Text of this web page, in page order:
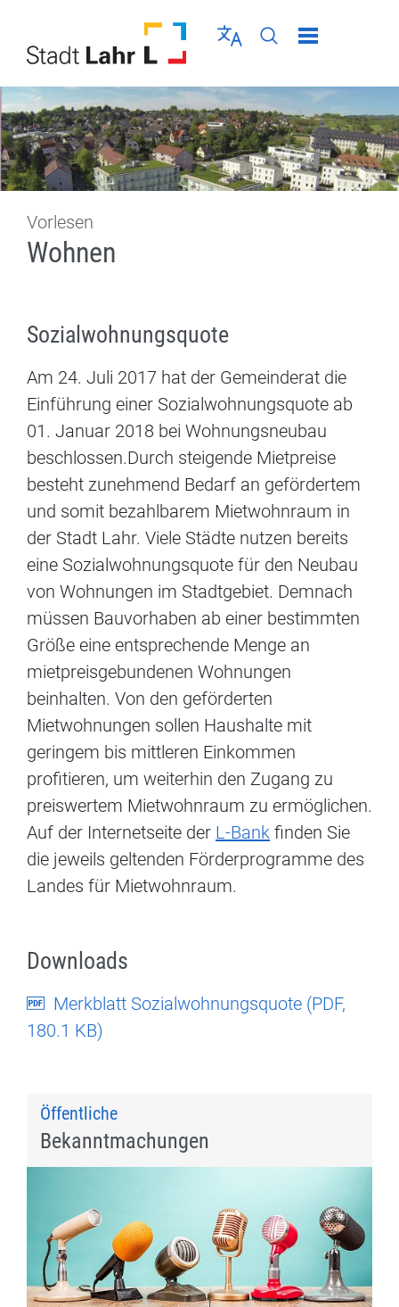
Sprache wählen
Seiten-Suche
Menü schließen
Vorlesen
Wohnen
Sozialwohnungsquote
Am 24. Juli 2017 hat der Gemeinderat die
Einführung einer Sozialwohnungsquote ab
01. Januar 2018 bei Wohnungsneubau
beschlossen.Durch steigende Mietpreise
besteht zunehmend Bedarf an gefördertem
und somit bezahlbarem Mietwohnraum in
der Stadt Lahr. Viele Städte nutzen bereits
eine Sozialwohnungsquote für den Neubau
von Wohnungen im Stadtgebiet. Demnach
müssen Bauvorhaben ab einer bestimmten
Größe eine entsprechende Menge an
mietpreisgebundenen Wohnungen
beinhalten. Von den geförderten
Mietwohnungen sollen Haushalte mit
geringem bis mittleren Einkommen
profitieren, um weiterhin den Zugang zu
preiswertem Mietwohnraum zu ermöglichen.
Auf der Internetseite der L-Bank finden Sie
die jeweils geltenden Förderprogramme des
Landes für Mietwohnraum.
Downloads
Merkblatt Sozialwohnungsquote (PDF,
180.1 KB)
Öffentliche
Bekanntmachungen